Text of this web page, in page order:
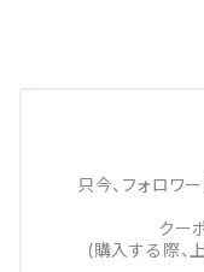
只今、フォロワ
クー
(購入する際、